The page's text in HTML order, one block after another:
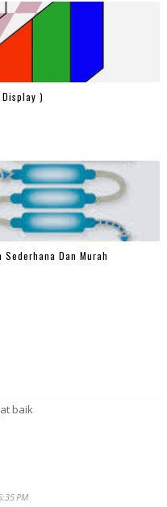
)
Dan Murah
baik
PM